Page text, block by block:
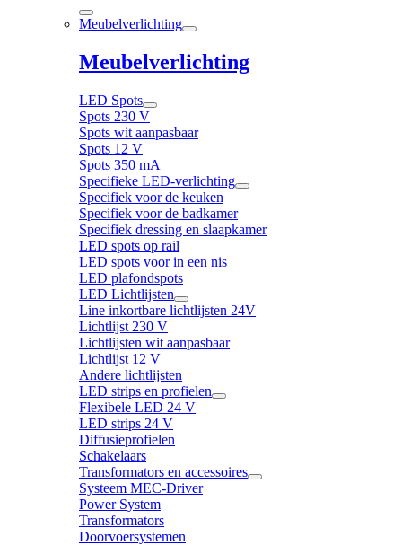
Meubelverlichting
Meubelverlichting
LED Spots
Spots 230 V
Spots wit aanpasbaar
Spots 12 V
Spots 350 mA
Specifieke LED-verlichting
Specifiek voor de keuken
Specifiek voor de badkamer
Specifiek dressing en slaapkamer
LED spots op rail
LED spots voor in een nis
LED plafondspots
LED Lichtlijsten
Line inkortbare lichtlijsten 24V
Lichtlijst 230 V
Lichtlijsten wit aanpasbaar
Lichtlijst 12 V
Andere lichtlijsten
LED strips en profielen
Flexibele LED 24 V
LED strips 24 V
Diffusieprofielen
Schakelaars
Transformators en accessoires
Systeem MEC-Driver
Power System
Transformators
Doorvoersystemen